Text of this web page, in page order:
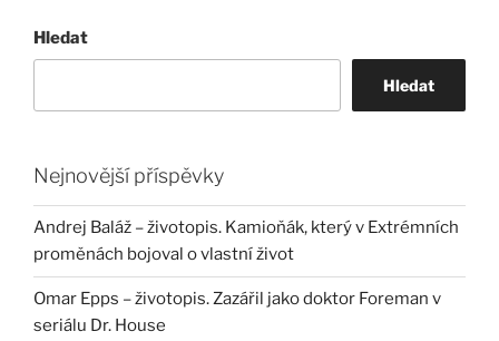
Hledat
Hledat
Nejnovější příspěvky
Andrej Baláž – životopis. Kamioňák, který v Extrémních
proměnách bojoval o vlastní život
Omar Epps – životopis. Zazářil jako doktor Foreman v
seriálu Dr. House